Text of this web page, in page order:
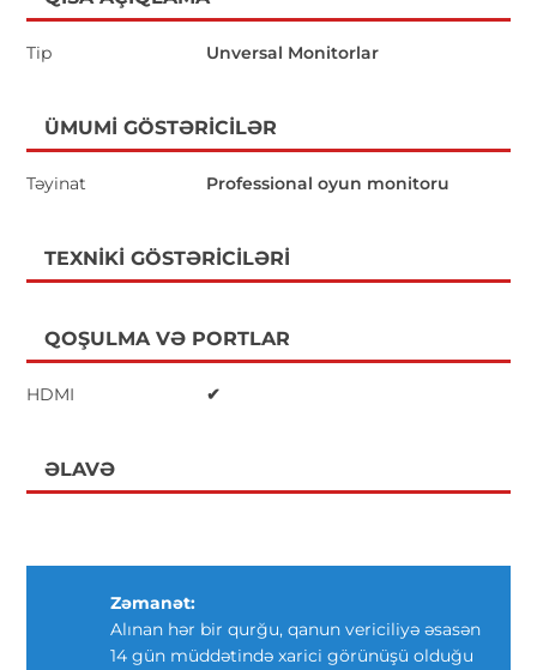
Tip Unversal Monitorlar
ÜMUMI GÖSTƏRICILƏR
Təyinat Professional oyun monitoru
TEXNIKI GÖSTƏRICILƏRI
QOŞULMA VƏ PORTLAR
HDMI ✔
ƏLAVƏ
Zəmanət:
Alınan hər bir qurğu, qanun vericiliyə əsasən
14 gün müddətində xarici görünüşü olduğu